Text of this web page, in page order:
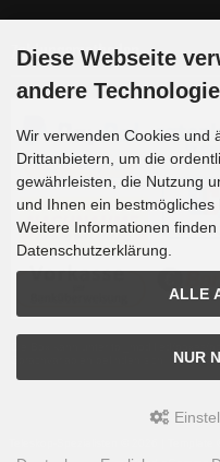
Zahlungsmethoden
Sprachvariablen befinden sich in der
Diese Webseite
andere
Wir verwenden Cookies und
Drittanbietern, um die
gewährleisten, die Nutzung
und Ihnen ein bestmögliches
Weitere Informationen
Datenschutzerklärung.
ALLE
NUR